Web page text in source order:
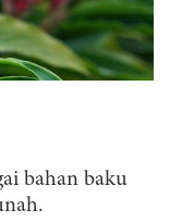
bahan baku